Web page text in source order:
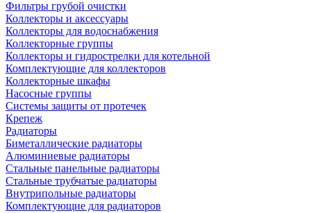
Фильтры грубой очистки
Коллекторы и аксессуары
Коллекторы для водоснабжения
Коллекторные группы
Коллекторы и гидрострелки для котельной
Комплектующие для коллекторов
Коллекторные шкафы
Насосные группы
Системы защиты от протечек
Крепеж
Радиаторы
Биметаллические радиаторы
Алюминиевые радиаторы
Стальные панельные радиаторы
Стальные трубчатые радиаторы
Внутрипольные радиаторы
Комплектующие для радиаторов